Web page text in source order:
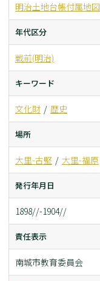
明治土地台帳付属地図
年代区分
戦前(明治)
キーワード
文化財 歴史
場所
大里-古堅 大里-福原
発行年月日
1898//-1904//
責任表示
南城市教育委員会